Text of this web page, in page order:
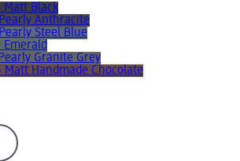
Matt Black
Anthracite
Steel Blue
Emerald
Granite Grey
Matt Handmade Chocolate